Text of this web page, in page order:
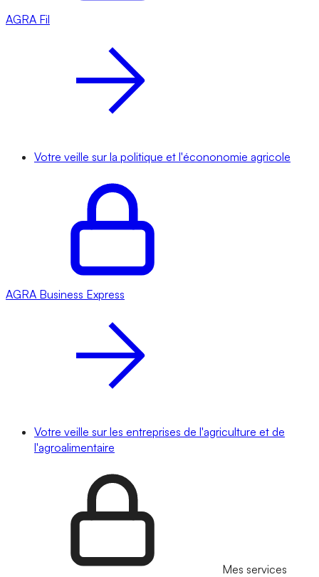
AGRA Fil
Votre veille sur la politique et l'écononomie agricole
AGRA Business Express
Votre veille sur les entreprises de l'agriculture et de
l'agroalimentaire
Mes services